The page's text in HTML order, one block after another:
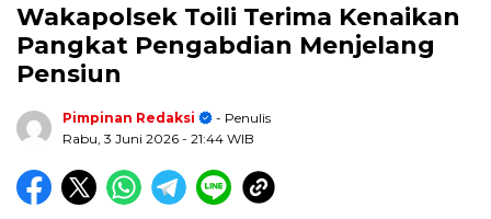
Wakapolsek Toili Terima Kenaikan
Pangkat Pengabdian Menjelang
Pensiun
Pimpinan Redaksi
- Penulis
Rabu, 3 Juni 2026 - 21:44 WIB